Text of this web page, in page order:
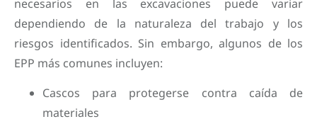
necesarios en las excavaciones puede variar
dependiendo de la naturaleza del trabajo y los
riesgos identificados. Sin embargo, algunos de los
EPP más comunes incluyen:
Cascos para protegerse contra caída de
materiales